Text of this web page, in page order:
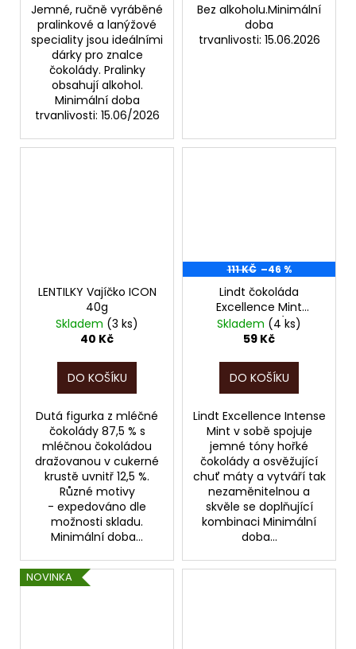
Jemné, ručně vyráběné
pralinkové a lanýžové
speciality jsou ideálními
dárky pro znalce
čokolády. Pralinky
obsahují alkohol.
Minimální doba
trvanlivosti: 15.06/2026
Bez alkoholu.Minimální
doba
trvanlivosti: 15.06.2026
LENTILKY Vajíčko ICON
40g
Skladem (3 ks)
40 Kč
DO KOŠÍKU
Dutá figurka z mléčné
čokolády 87,5 % s
mléčnou čokoládou
dražovanou v cukerné
krustě uvnitř 12,5 %.
Různé motivy
- expedováno dle
možnosti skladu.
Minimální doba...
111 KČ –46 %
Lindt čokoláda
Excellence Mint
Intense 100 g (hořká
čokoláda s mátou),
05/2026!!
Skladem (4 ks)
59 Kč
DO KOŠÍKU
Lindt Excellence Intense
Mint v sobě spojuje
jemné tóny hořké
čokolády a osvěžující
chuť máty a vytváří tak
nezaměnitelnou a
skvěle se doplňující
kombinaci Minimální
doba...
NOVINKA